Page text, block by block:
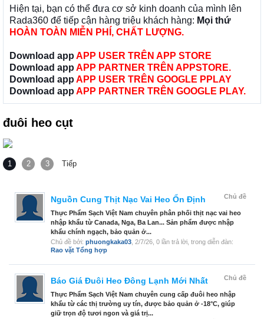
Hiện tại, bạn có thể đưa cơ sở kinh doanh của mình lên
Rada360 để tiếp cận hàng triệu khách hàng: Mọi thứ
HOÀN TOÀN MIỄN PHÍ, CHẤT LƯỢNG.
Download app APP USER TRÊN APP STORE
Download app APP PARTNER TRÊN APPSTORE.
Download app APP USER TRÊN GOOGLE PPLAY
Download app APP PARTNER TRÊN GOOGLE PLAY.
đuôi heo cụt
1 2 3 Tiếp
Chủ đề
Nguồn Cung Thịt Nạc Vai Heo Ổn Định
Thực Phẩm Sạch Việt Nam chuyên phân phối thịt nạc vai heo
nhập khẩu từ Canada, Nga, Ba Lan... Sản phẩm được nhập
khẩu chính ngạch, bảo quản ở...
Chủ đề bởi: phuongkaka03 2/7/26 , 0 lần trả lời, trong diễn đàn:
Rao vặt Tổng hợp
Chủ đề
Báo Giá Đuôi Heo Đông Lạnh Mới Nhất
Thực Phẩm Sạch Việt Nam chuyên cung cấp đuôi heo nhập
khẩu từ các thị trường uy tín, được bảo quản ở -18°C, giúp
giữ trọn độ tươi ngon và giá trị...